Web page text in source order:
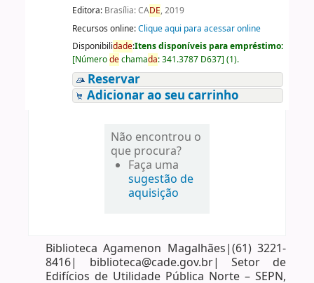
Editora: Brasília: CADE, 2019
Recursos online:Clique aqui para acessar online
Disponibilidade:Itens disponíveis para empréstimo:
[Númerodechamada:341.3787 D637] (1).
Reservar
Adicionar ao seu carrinho
Não encontrou o
que procura?
Faça uma
sugestão de
aquisição
Biblioteca Agamenon Magalhães|(61) 3221-
8416| biblioteca@cade.gov.br| Setor de
Edifícios de Utilidade Pública Norte – SEPN,